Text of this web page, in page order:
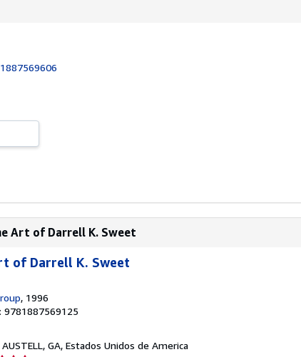
Art of Darrell K. Sweet
of Darrell K. Sweet
, 1996
9781887569125
AUSTELL, GA, Estados Unidos de America